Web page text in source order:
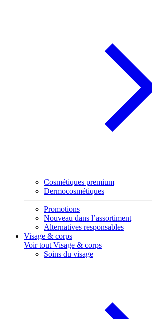
Cosmétiques premium
Dermocosmétiques
Promotions
Nouveau dans l’assortiment
Alternatives responsables
Visage & corps
Voir tout Visage & corps
Soins du visage